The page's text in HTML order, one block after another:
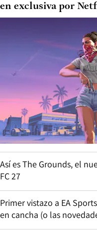
en exclusiva por
Así es The Grounds, el
FC 27
Primer vistazo a EA
en cancha (o las